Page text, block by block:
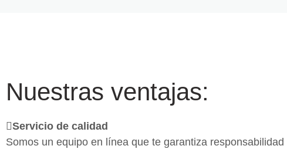
Nuestras ventajas:
Servicio de calidad
Somos un equipo en línea que te garantiza responsabilidad